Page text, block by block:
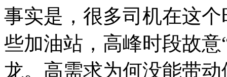
事实是，很多司机在这
些加油站，高峰时段故
龙。高需求为何没能带